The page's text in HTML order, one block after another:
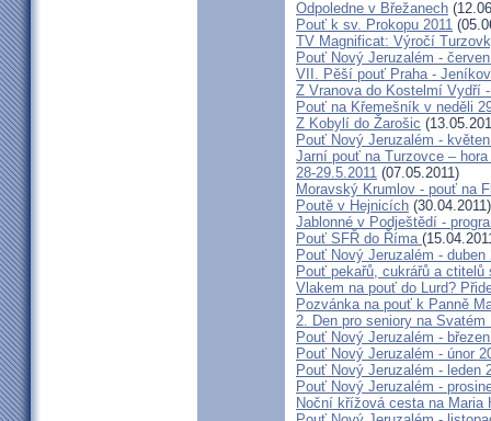
Odpoledne v Břežanech
Pouť k sv. Prokopu 2011
TV Magnificat: Výročí
Pouť Nový Jeruzalém -
VII. Pěší pouť Praha -
Z Vranova do Kostelmí Vydří
Pouť na Křemešník v neděli
Z Kobylí do Žarošic
Pouť Nový Jeruzalém -
Jarní pouť na Turzovce –
28-29.5.2011 (07.05.2011)
Moravský Krumlov - pouť na
Poutě v Hejnicích (30.04.2011)
Jablonné v Podještědí -
Pouť SFŘ do Říma
Pouť Nový Jeruzalém - duben
Pouť pekařů, cukrářů a ctitelů
Vlakem na pouť do Lurd?
Pozvánka na pouť k Panně
2. Den pro seniory na
Pouť Nový Jeruzalém -
Pouť Nový Jeruzalém - únor
Pouť Nový Jeruzalém - leden
Pouť Nový Jeruzalém -
Noční křížová cesta na Maria